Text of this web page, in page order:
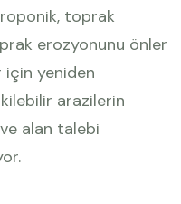
toprak
erozyonunu önler
için yeniden
arazilerin
alan talebi